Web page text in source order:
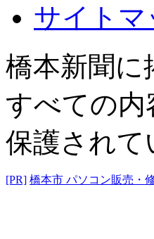
サイトマ
橋本新聞に
すべての内
保護されて
[PR] 橋本市 パソコン販売・